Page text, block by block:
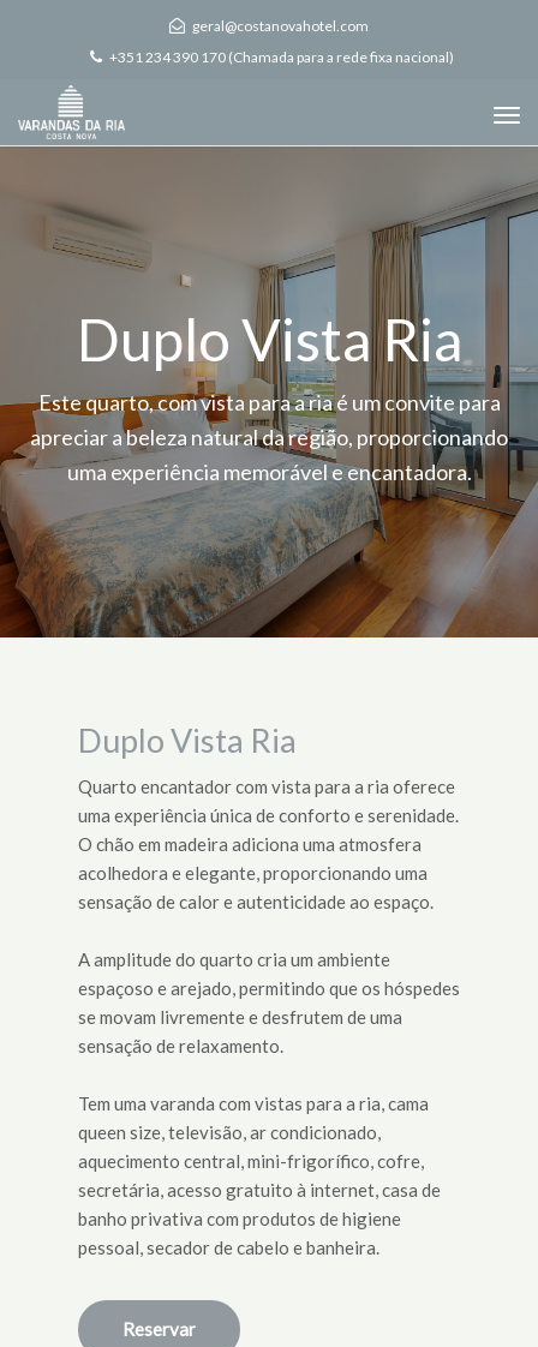
geral@costanovahotel.com
+351 234 390 170 (Chamada para a rede fixa nacional)
Duplo Vista Ria
Este quarto, com vista para a ria é um convite para
apreciar a beleza natural da região, proporcionando
uma experiência memorável e encantadora.
Duplo Vista Ria
Quarto encantador com vista para a ria oferece
uma experiência única de conforto e serenidade.
O chão em madeira adiciona uma atmosfera
acolhedora e elegante, proporcionando uma
sensação de calor e autenticidade ao espaço.
A amplitude do quarto cria um ambiente
espaçoso e arejado, permitindo que os hóspedes
se movam livremente e desfrutem de uma
sensação de relaxamento.
Tem uma varanda com vistas para a ria, cama
queen size, televisão, ar condicionado,
aquecimento central, mini-frigorífico, cofre,
secretária, acesso gratuito à internet, casa de
banho privativa com produtos de higiene
pessoal, secador de cabelo e banheira.
Reservar